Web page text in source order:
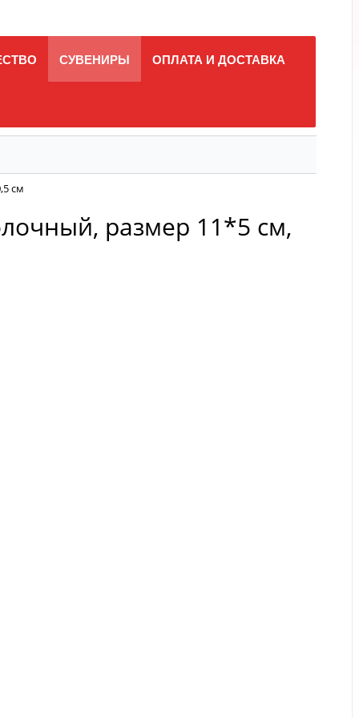
СУВЕНИРЫ ОПЛАТА И ДОСТАВКА
см
размер 11*5 см,